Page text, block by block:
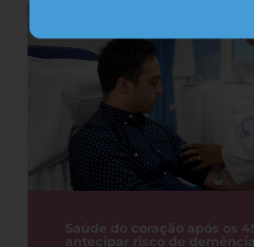
Saúde do coração após os
antecipar risco de demência